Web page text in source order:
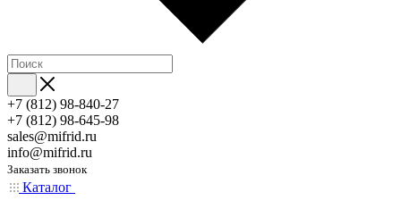
+7 (812) 98-840-27
+7 (812) 98-645-98
sales@mifrid.ru
info@mifrid.ru
Заказать звонок
Каталог